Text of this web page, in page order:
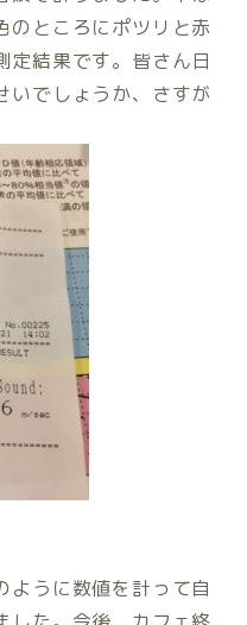
のところにポツリと赤
定結果です。皆さん日
いでしょうか、さすが
ように数値を計って自